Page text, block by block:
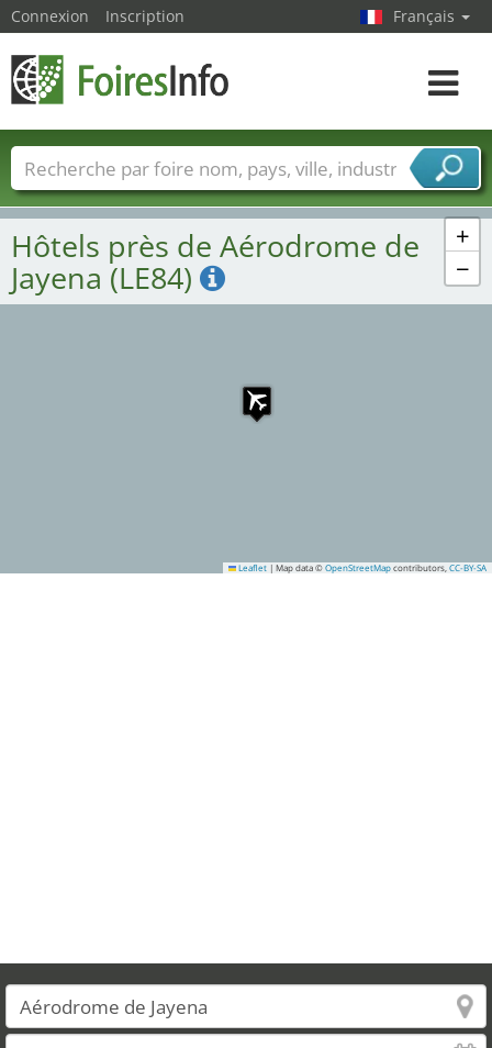
+
−
Leaflet | Map data © OpenStreetMap contributors, CC-BY-SA
Hôtels près de Aérodrome de
Jayena (LE84)
Connexion Inscription Français
Toggle
Foire noms Pays Villes
Secteurs de foire
Secteurs du fournisseur de services